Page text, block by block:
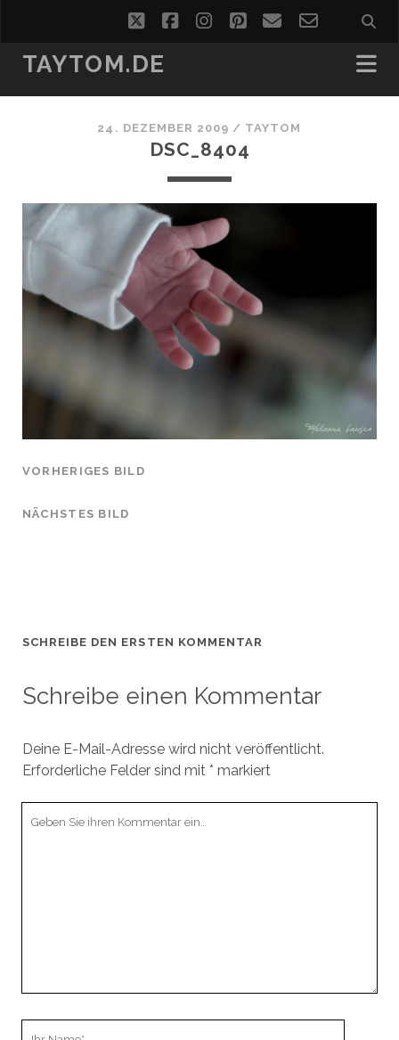
twitterfacebookinstagram
pinterest
emailemail-
form
TAYTOM.DE
24. DEZEMBER 2009 / TAYTOM
DSC_8404
VORHERIGES BILD
NÄCHSTES BILD
SCHREIBE DEN ERSTEN KOMMENTAR
Schreibe einen Kommentar
Deine E-Mail-Adresse wird nicht veröffentlicht.
Erforderliche Felder sind mit * markiert